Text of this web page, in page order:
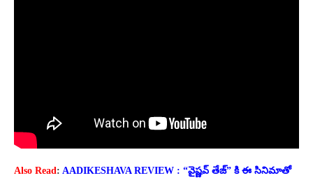
Also Read: AADIKESHAVA REVIEW : “వైష్ణవ్ తేజ్” కి ఈ సినిమాతో